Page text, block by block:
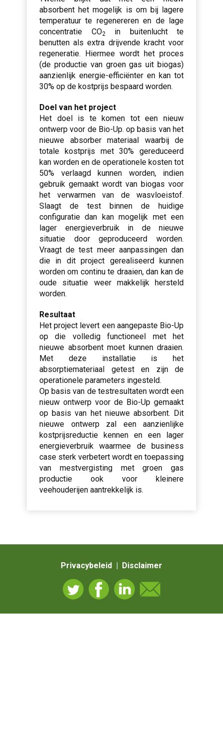
absorbent het mogelijk is om bij lagere
temperatuur te regenereren en de lage
concentratie CO2
in buitenlucht te
benutten als extra drijvende kracht voor
regeneratie. Hiermee wordt het proces
(de productie van groen gas uit biogas)
aanzienlijk energie-efficiënter en kan tot
30% op de kostprijs bespaard worden.
Doel van het project
Het doel is te komen tot een nieuw
ontwerp voor de Bio-Up. op basis van het
nieuwe absorber materiaal waarbij de
totale kostprijs met 30% gereduceerd
kan worden en de operationele kosten tot
50% verlaagd kunnen worden, indien
gebruik gemaakt wordt van biogas voor
het verwarmen van de wasvloeistof.
Slaagt de test binnen de huidige
configuratie dan kan mogelijk met een
lager energieverbruik in de nieuwe
situatie door geproduceerd worden.
Vraagt de test meer aanpassingen dan
die in dit project gerealiseerd kunnen
worden om continu te draaien, dan kan de
oude situatie weer makkelijk hersteld
worden.
Resultaat
Het project levert een aangepaste Bio-Up
op die volledig functioneel met het
nieuwe absorbent moet kunnen draaien.
Met deze installatie is het
absorptiemateriaal getest en zijn de
operationele parameters ingesteld.
Op basis van de testresultaten wordt een
nieuw ontwerp voor de Bio-Up gemaakt
op basis van het nieuwe absorbent. Dit
nieuwe ontwerp zal een aanzienlijke
kostprijsreductie kennen en een lager
energieverbruik waarmee de business
case sterk verbetert wordt en toepassing
van mestvergisting met groen gas
productie ook voor kleinere
veehouderijen aantrekkelijk is.
Privacybeleid | Disclaimer